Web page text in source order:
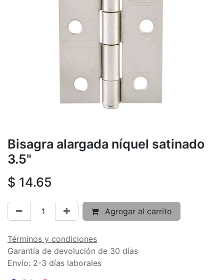
Bisagra alargada níquel satinado
3.5"
$ 14.65
Agregar al carrito
Términos y condiciones
Garantía de devolución de 30 días
Envío: 2-3 días laborales